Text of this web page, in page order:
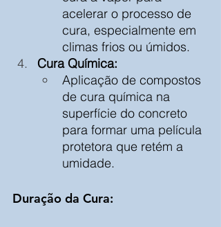
acelerar o processo de
cura, especialmente em
climas frios ou úmidos.
Cura Química:
Aplicação de compostos
de cura química na
superfície do concreto
para formar uma película
protetora que retém a
umidade.
Duração da Cura: